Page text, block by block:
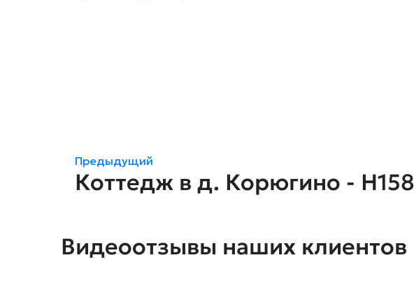
Предыдущий
Коттедж в д. Корюгино - H158
Видеоотзывы наших клиентов